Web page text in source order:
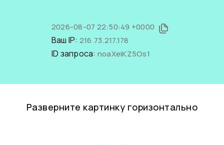
2026-08-07 22:50:49 +0000
Ваш IP: 216.73.217.178
ID запроса: noaXeiKZ5Os1
Разверните картинку горизонтально